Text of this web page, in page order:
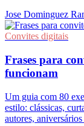
Jose Dominguez
Convites digitais
Frases para
funcionam
Um guia com 80
estilo: clássicas,
autores,